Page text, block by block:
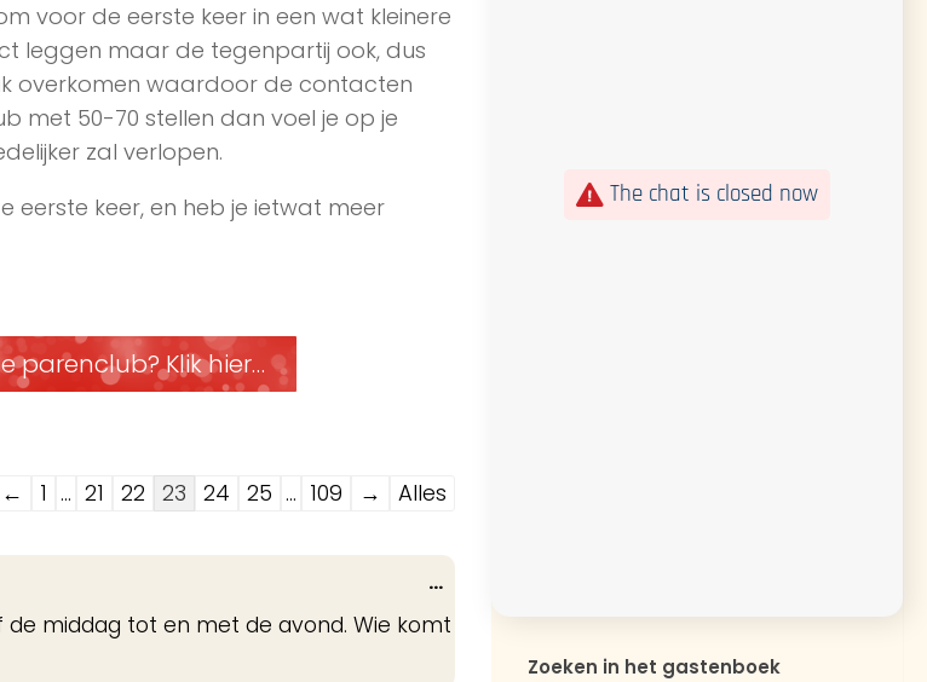
voor de eerste keer in een wat kleinere
leggen maar de tegenpartij ook, dus
overkomen waardoor de contacten
met 50-70 stellen dan voel je op je
zal verlopen.
eerste keer, en heb je ietwat meer
parenclub? Klik hier…
Navigatie
de
lijst
← 1 ... 21 22 23 24 25 ... 109 →
Alles
de middag tot en met de avond. Wie komt
...Wissel
deze
metabox.
The chat is closed now
Zoeken in het gastenboek